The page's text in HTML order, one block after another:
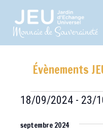
contenuMonnaie de Souveraineté
Évènements
Évènements
18/09/2024 - 23/
une
septembre 2024